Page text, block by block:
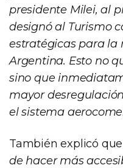
presidente Milei, al
designó al Turismo
estratégicas para la
Argentina. Esto no
sino que
mayor
el sistema
También explicó que
de hacer más